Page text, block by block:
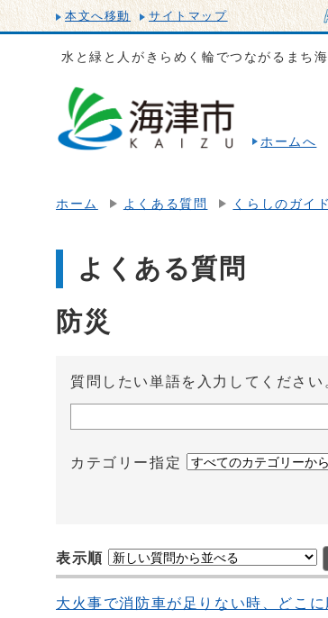
本文へ移動 サイトマップ
水と緑と人がきらめく輪でつながるまち
ホームへ
ホーム よくある質問 くらしのガイド
よくある質問
防災
質問したい単語を入力してくださ
カテゴリー指定
表示順
大火事で消防車が足りない時、どこ